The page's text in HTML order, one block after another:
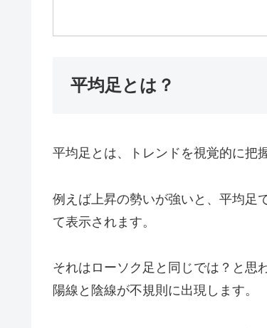
平均足とは？
平均足とは、トレンドを視覚的に把
例えば上昇の勢いが強いと、平均足
て表示されます。
それはローソク足と同じでは？と思
陽線と陰線が不規則に出現します。